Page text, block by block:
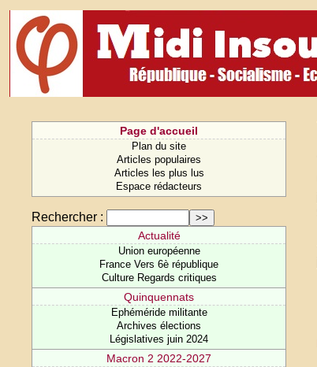
Page d'accueil
Plan du site
Articles populaires
Articles les plus lus
Espace rédacteurs
Rechercher :
Actualité
Union européenne
France Vers 6è république
Culture Regards critiques
Quinquennats
Ephéméride militante
Archives élections
Législatives juin 2024
Macron 2 2022-2027